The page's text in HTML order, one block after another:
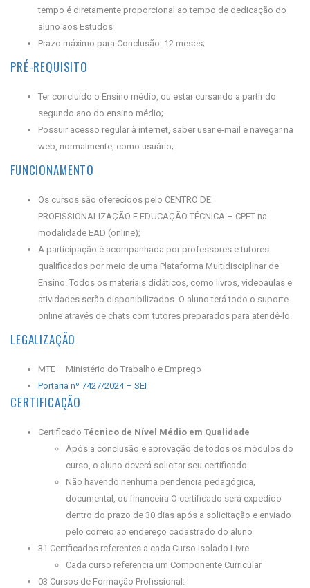
tempo é diretamente proporcional ao tempo de dedicação do
aluno aos Estudos
Prazo máximo para Conclusão: 12 meses;
PRÉ-REQUISITO
Ter concluído o Ensino médio, ou estar cursando a partir do
segundo ano do ensino médio;
Possuir acesso regular à internet, saber usar e-mail e navegar na
web, normalmente, como usuário;
FUNCIONAMENTO
Os cursos são oferecidos pelo CENTRO DE
PROFISSIONALIZAÇÃO E EDUCAÇÃO TÉCNICA – CPET na
modalidade EAD (online);
A participação é acompanhada por professores e tutores
qualificados por meio de uma Plataforma Multidisciplinar de
Ensino. Todos os materiais didáticos, como livros, videoaulas e
atividades serão disponibilizados. O aluno terá todo o suporte
online através de chats com tutores preparados para atendê-lo.
LEGALIZAÇÃO
MTE – Ministério do Trabalho e Emprego
Portaria nº 7427/2024 – SEI
CERTIFICAÇÃO
Certificado Técnico de Nível Médio em Qualidade
Após a conclusão e aprovação de todos os módulos do
curso, o aluno deverá solicitar seu certificado.
Não havendo nenhuma pendencia pedagógica,
documental, ou financeira O certificado será expedido
dentro do prazo de 30 dias após a solicitação e enviado
pelo correio ao endereço cadastrado do aluno
31 Certificados referentes a cada Curso Isolado Livre
Cada curso referencia um Componente Curricular
03 Cursos de Formação Profissional: